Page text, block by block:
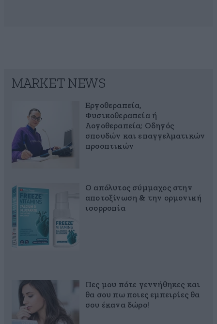
MARKET NEWS
Εργοθεραπεία,
Φυσικοθεραπεία ή
Λογοθεραπεία; Οδηγός
σπουδών και επαγγελματικών
προοπτικών
Ο απόλυτος σύμμαχος στην
αποτοξίνωση & την ορμονική
ισορροπία
Πες μου πότε γεννήθηκες και
θα σου πω ποιες εμπειρίες θα
σου έκανα δώρο!